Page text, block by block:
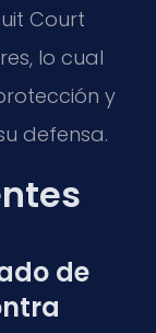
Court
lo cual
y
defensa.
de